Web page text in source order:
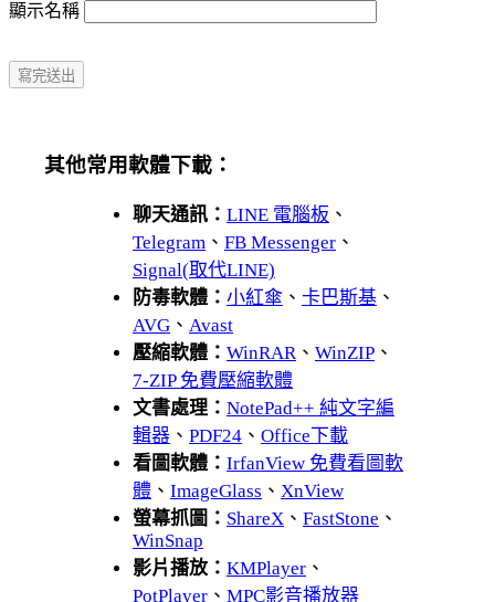
顯示名稱
其他常用軟體下載：
聊天通訊： LINE 電腦板 、
Telegram 、 FB Messenger 、
Signal(取代LINE)
防毒軟體： 小紅傘 、 卡巴斯基 、
AVG 、 Avast
壓縮軟體： WinRAR 、 WinZIP 、
7-ZIP 免費壓縮軟體
文書處理： NotePad++ 純文字編
輯器 、 PDF24 、 Office下載
看圖軟體： IrfanView 免費看圖軟
體 、 ImageGlass 、 XnView
螢幕抓圖： ShareX 、 FastStone 、
WinSnap
影片播放： KMPlayer 、
PotPlayer 、 MPC影音播放器